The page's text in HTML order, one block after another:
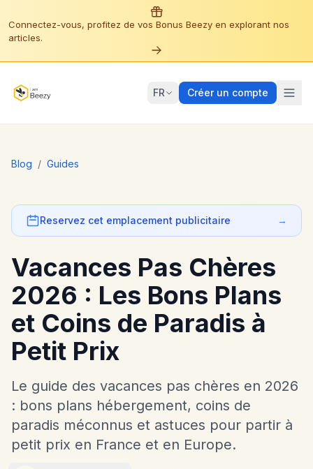
Connectez-vous, profitez de vos Bonus Beezy en explorant nos
articles.
FR Créer un compte
Blog / Guides
Reservez cet emplacement publicitaire →
Vacances Pas Chères
2026 : Les Bons Plans
et Coins de Paradis à
Petit Prix
Le guide des vacances pas chères en 2026
: bons plans hébergement, coins de
paradis méconnus et astuces pour partir à
petit prix en France et en Europe.